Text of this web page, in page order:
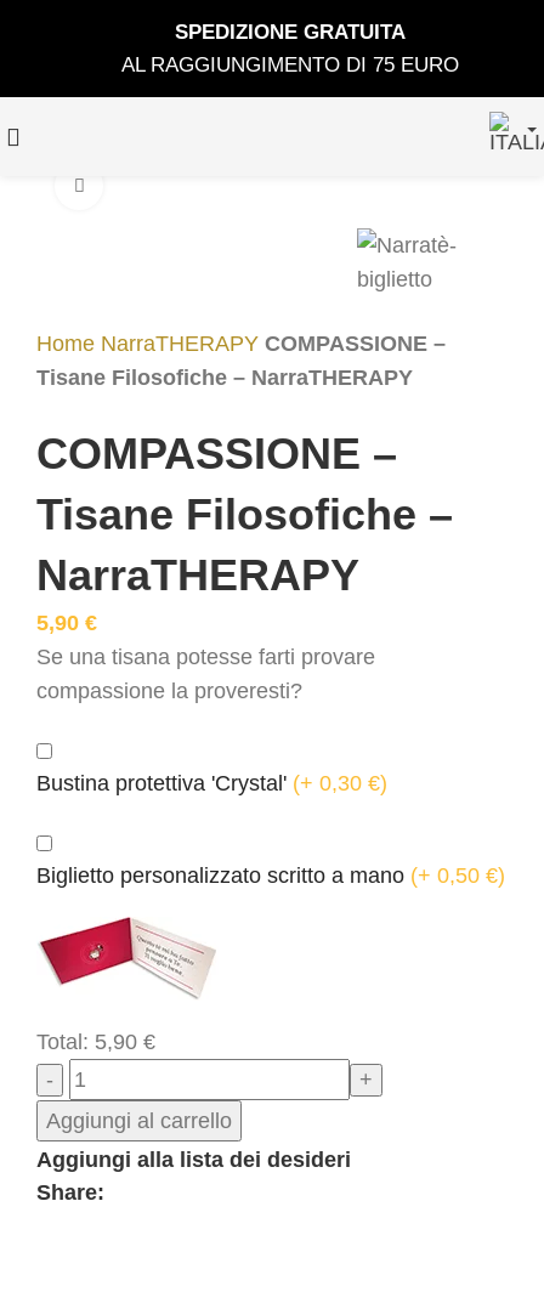
Home NarraTHERAPY COMPASSIONE –
Tisane Filosofiche – NarraTHERAPY
COMPASSIONE –
Tisane Filosofiche –
NarraTHERAPY
5,90 €
Se una tisana potesse farti provare
compassione la proveresti?
Bustina protettiva 'Crystal' (+ 0,30 €)
Biglietto personalizzato scritto a mano (+ 0,50 €)
Total: 5,90 €
Aggiungi al carrello
Aggiungi alla lista dei desideri
Share:
SPEDIZIONE GRATUITA
AL RAGGIUNGIMENTO DI 75 EURO